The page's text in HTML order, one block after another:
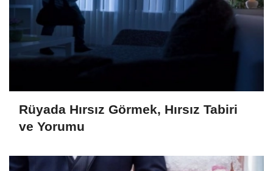
Rüyada Hırsız Görmek, Hırsız Tabiri
ve Yorumu